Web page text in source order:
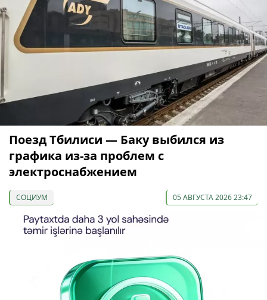
Поезд Тбилиси — Баку выбился из
графика из-за проблем с
электроснабжением
СОЦИУМ 05 АВГУСТА 2026 23:47